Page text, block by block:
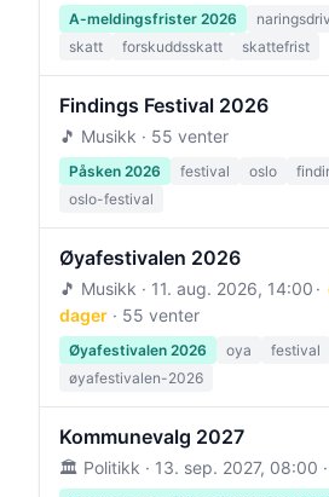
A-meldingsfrister 2026
skatt
forskuddsskatt skattefrist
Findings Festival 2026
🎵 Musikk · 55 venter
Påsken 2026 festival oslo
oslo-festival
Øyafestivalen 2026
🎵 Musikk · 11. aug. 2026, 14:00
dager · 55 venter
Øyafestivalen 2026 oya festival
øyafestivalen-2026
Kommunevalg 2027
🏛️ Politikk · 13. sep. 2027, 08:00